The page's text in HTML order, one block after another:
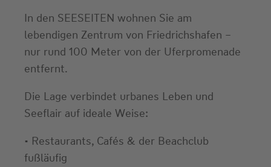
In den SEESEITEN wohnen Sie am
lebendigen Zentrum von Friedrichshafen –
nur rund 100 Meter von der Uferpromenade
entfernt.
Die Lage verbindet urbanes Leben und
Seeflair auf ideale Weise:
• Restaurants, Cafés & der Beachclub
fußläufig